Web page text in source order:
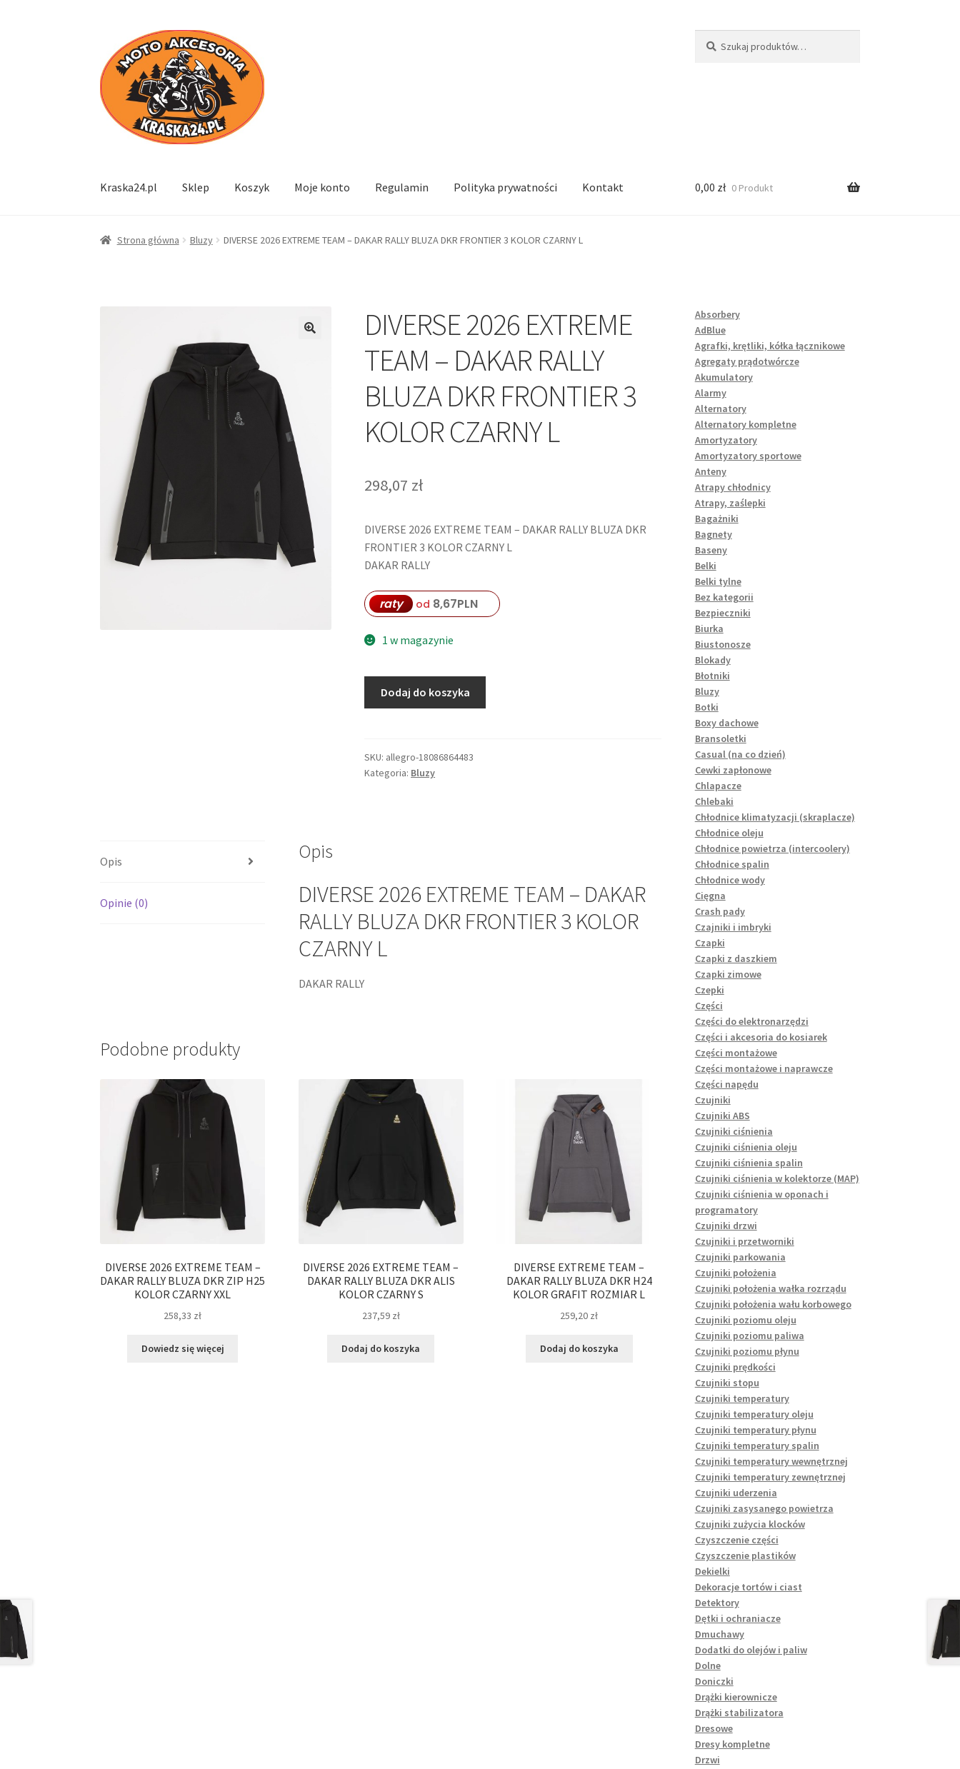
Przejdź
do
nawigacji
Przejdź
do
treści
Kraska24.pl Sklep Koszyk Moje konto Regulamin Polityka prywatności Kontakt 0,00 zł 0 Produkt
Strona główna Bluzy DIVERSE 2026 EXTREME TEAM – DAKAR RALLY BLUZA DKR FRONTIER 3 KOLOR CZARNY L
DIVERSE 2026 EXTREME
TEAM – DAKAR RALLY
BLUZA DKR FRONTIER 3
KOLOR CZARNY L
298,07 zł
DIVERSE 2026 EXTREME TEAM – DAKAR RALLY BLUZA DKR
FRONTIER 3 KOLOR CZARNY L
DAKAR RALLY
raty od 8,67PLN
1 w magazynie
TEAM
-
KOLOR
CZARNY
Dodaj do koszyka
SKU: allegro-18086864483
Kategoria: Bluzy
Opis
Opinie (0)
Opis
DIVERSE 2026 EXTREME TEAM – DAKAR
RALLY BLUZA DKR FRONTIER 3 KOLOR
CZARNY L
DAKAR RALLY
Podobne produkty
DIVERSE 2026 EXTREME TEAM –
DAKAR RALLY BLUZA DKR ZIP H25
KOLOR CZARNY XXL
258,33 zł
Dowiedz się więcej
DIVERSE 2026 EXTREME TEAM –
DAKAR RALLY BLUZA DKR ALIS
KOLOR CZARNY S
237,59 zł
Dodaj do koszyka
DIVERSE EXTREME TEAM –
DAKAR RALLY BLUZA DKR H24
KOLOR GRAFIT ROZMIAR L
259,20 zł
Dodaj do koszyka
Absorbery
AdBlue
Agrafki, krętliki, kółka łącznikowe
Agregaty prądotwórcze
Akumulatory
Alarmy
Alternatory
Alternatory kompletne
Amortyzatory
Amortyzatory sportowe
Anteny
Atrapy chłodnicy
Atrapy, zaślepki
Bagażniki
Bagnety
Baseny
Belki
Belki tylne
Bez kategorii
Bezpieczniki
Biurka
Biustonosze
Blokady
Błotniki
Bluzy
Botki
Boxy dachowe
Bransoletki
Casual (na co dzień)
Cewki zapłonowe
Chlapacze
Chlebaki
Chłodnice klimatyzacji (skraplacze)
Chłodnice oleju
Chłodnice powietrza (intercoolery)
Chłodnice spalin
Chłodnice wody
Cięgna
Crash pady
Czajniki i imbryki
Czapki
Czapki z daszkiem
Czapki zimowe
Czepki
Części
Części do elektronarzędzi
Części i akcesoria do kosiarek
Części montażowe
Części montażowe i naprawcze
Części napędu
Czujniki
Czujniki ABS
Czujniki ciśnienia
Czujniki ciśnienia oleju
Czujniki ciśnienia spalin
Czujniki ciśnienia w kolektorze (MAP)
Czujniki ciśnienia w oponach i
programatory
Czujniki drzwi
Czujniki i przetworniki
Czujniki parkowania
Czujniki położenia
Czujniki położenia wałka rozrządu
Czujniki położenia wału korbowego
Czujniki poziomu oleju
Czujniki poziomu paliwa
Czujniki poziomu płynu
Czujniki prędkości
Czujniki stopu
Czujniki temperatury
Czujniki temperatury oleju
Czujniki temperatury płynu
Czujniki temperatury spalin
Czujniki temperatury wewnętrznej
Czujniki temperatury zewnętrznej
Czujniki uderzenia
Czujniki zasysanego powietrza
Czujniki zużycia klocków
Czyszczenie części
Czyszczenie plastików
Dekielki
Dekoracje tortów i ciast
Detektory
Dętki i ochraniacze
Dmuchawy
Dodatki do olejów i paliw
Dolne
Doniczki
Drążki kierownicze
Drążki stabilizatora
Dresowe
Dresy kompletne
Drzwi